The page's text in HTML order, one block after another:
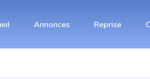
Annonces Reprise